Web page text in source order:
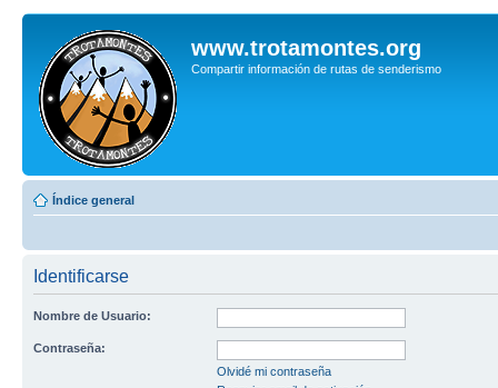
www.trotamontes.org
Compartir información de rutas de senderismo
Índice general
Identificarse
Nombre de Usuario:
Contraseña:
Olvidé mi contraseña